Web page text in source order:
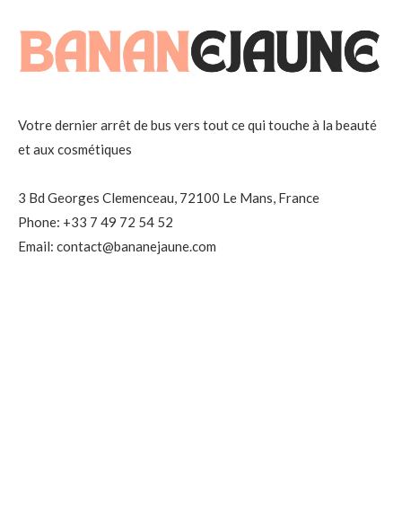
Votre dernier arrêt de bus vers tout ce qui touche à la beauté
et aux cosmétiques
3 Bd Georges Clemenceau, 72100 Le Mans, France
Phone: +33 7 49 72 54 52
Email: contact@bananejaune.com